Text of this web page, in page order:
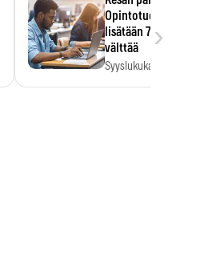
Opintotuen
lisätään 7,5
välttää
Syyslukukauden
›